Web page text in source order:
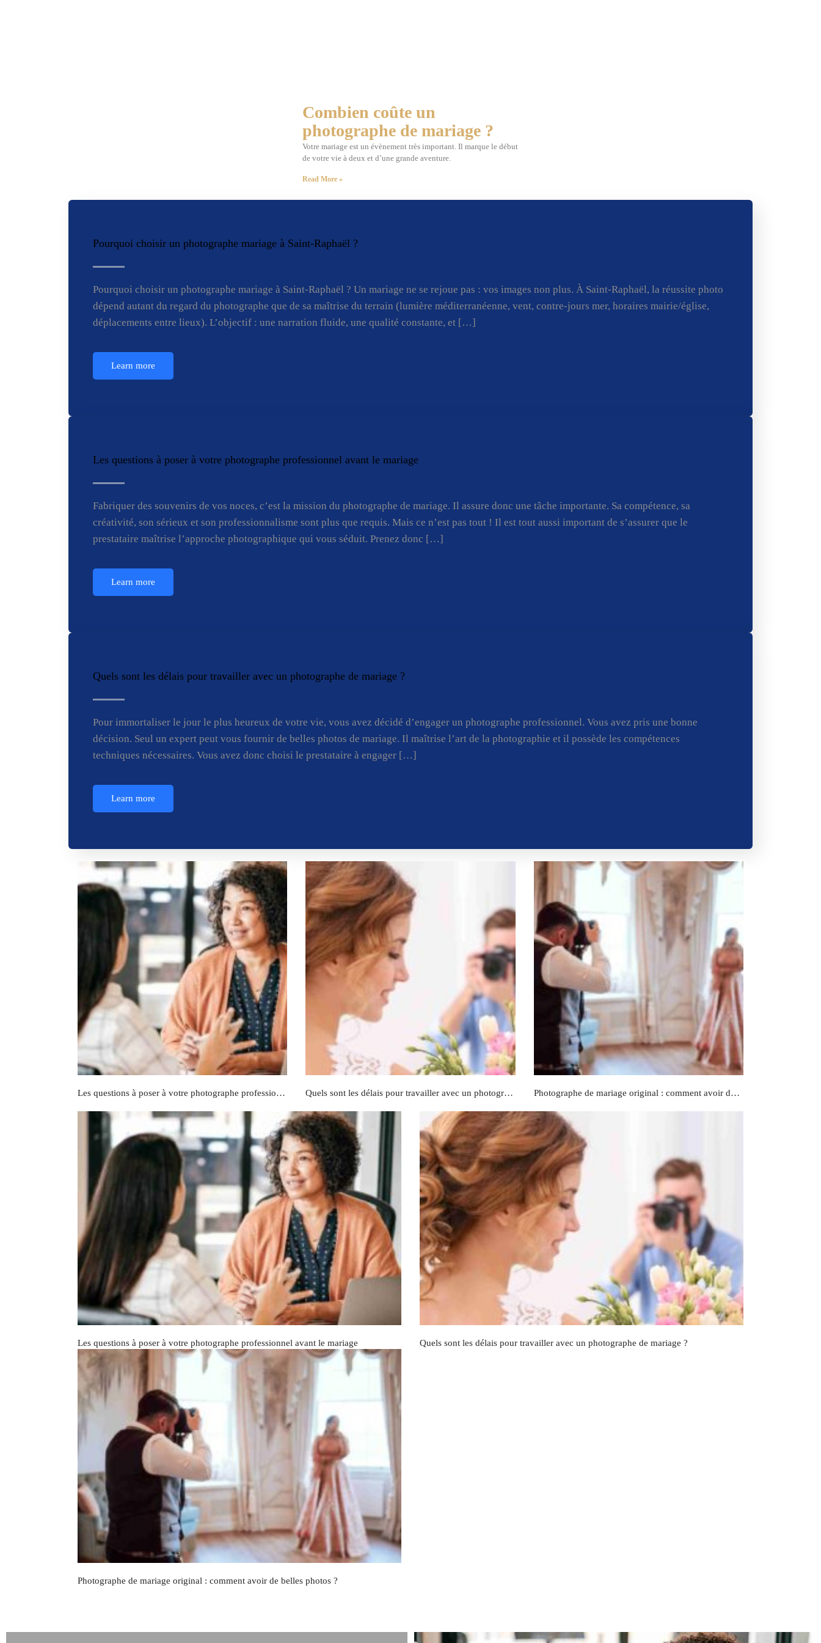
Combien coûte un
photographe de mariage ?
Votre mariage est un évènement très important. Il marque le début
de votre vie à deux et d’une grande aventure.
Read More »
Pourquoi choisir un photographe mariage à Saint-Raphaël ?
Pourquoi choisir un photographe mariage à Saint-Raphaël ? Un mariage ne se rejoue pas : vos images non plus. À Saint-Raphaël, la réussite photo
dépend autant du regard du photographe que de sa maîtrise du terrain (lumière méditerranéenne, vent, contre-jours mer, horaires mairie/église,
déplacements entre lieux). L’objectif : une narration fluide, une qualité constante, et […]
Learn more
Les questions à poser à votre photographe professionnel avant le mariage
Fabriquer des souvenirs de vos noces, c’est la mission du photographe de mariage. Il assure donc une tâche importante. Sa compétence, sa
créativité, son sérieux et son professionnalisme sont plus que requis. Mais ce n’est pas tout ! Il est tout aussi important de s’assurer que le
prestataire maîtrise l’approche photographique qui vous séduit. Prenez donc […]
Learn more
Quels sont les délais pour travailler avec un photographe de mariage ?
Pour immortaliser le jour le plus heureux de votre vie, vous avez décidé d’engager un photographe professionnel. Vous avez pris une bonne
décision. Seul un expert peut vous fournir de belles photos de mariage. Il maîtrise l’art de la photographie et il possède les compétences
techniques nécessaires. Vous avez donc choisi le prestataire à engager […]
Learn more
Les questions à poser à votre photographe professionnel avant le mariage Quels sont les délais pour travailler avec un photographe de mariage ? Photographe de mariage original : comment avoir de belles photos ?
Les questions à poser à votre photographe professionnel avant le mariage Quels sont les délais pour travailler avec un photographe de mariage ?
Photographe de mariage original : comment avoir de belles photos ?